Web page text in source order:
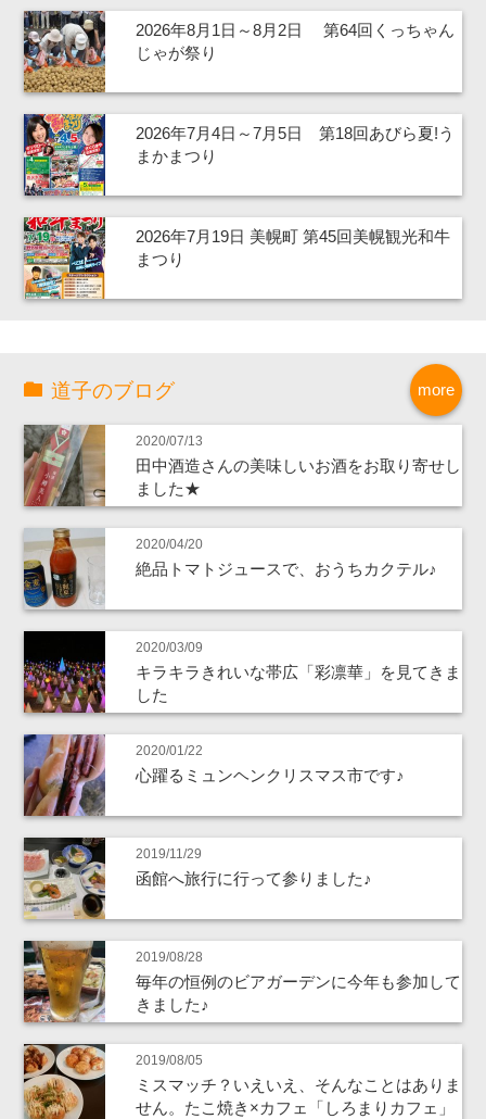
2026年8月1日～8月2日 第64回くっちゃん
じゃが祭り
2026年7月4日～7月5日 第18回あびら夏!う
まかまつり
2026年7月19日 美幌町 第45回美幌観光和牛
まつり
more
道子のブログ
2020/07/13
田中酒造さんの美味しいお酒をお取り寄せし
ました★
2020/04/20
絶品トマトジュースで、おうちカクテル♪
2020/03/09
キラキラきれいな帯広「彩凛華」を見てきま
した
2020/01/22
心躍るミュンヘンクリスマス市です♪
2019/11/29
函館へ旅行に行って参りました♪
2019/08/28
毎年の恒例のビアガーデンに今年も参加して
きました♪
2019/08/05
ミスマッチ？いえいえ、そんなことはありま
せん。たこ焼き×カフェ「しろまりカフェ」